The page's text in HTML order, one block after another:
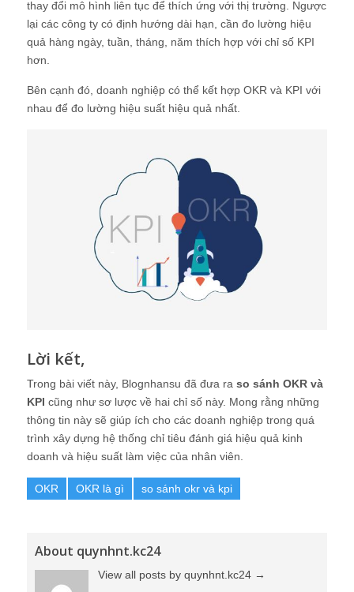
thay đổi mô hình liên tục để thích ứng với thị trường. Ngược
lại các công ty có định hướng dài hạn, cần đo lường hiệu
quả hàng ngày, tuần, tháng, năm thích hợp với chỉ số KPI
hơn.
Bên cạnh đó, doanh nghiệp có thể kết hợp OKR và KPI với
nhau để đo lường hiệu suất hiệu quả nhất.
Lời kết,
Trong bài viết này, Blognhansu đã đưa ra so sánh OKR và
KPI cũng như sơ lược về hai chỉ số này. Mong rằng những
thông tin này sẽ giúp ích cho các doanh nghiệp trong quá
trình xây dựng hệ thống chỉ tiêu đánh giá hiệu quả kinh
doanh và hiệu suất làm việc của nhân viên.
OKR OKR là gì so sánh okr và kpi
About quynhnt.kc24
View all posts by quynhnt.kc24 →